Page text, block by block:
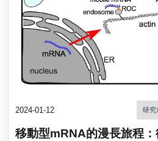
2024-01-12 研究
移動型mRNA的漫長旅程